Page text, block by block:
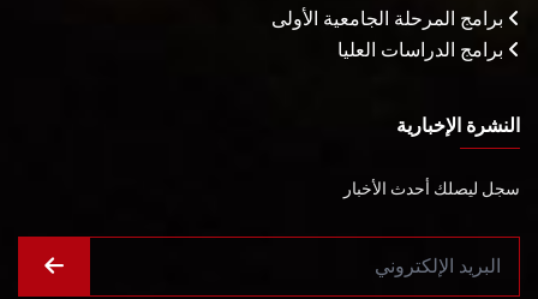
برامج المرحلة الجامعية الأولى
برامج الدراسات العليا
النشرة الإخبارية
سجل ليصلك أحدث الأخبار